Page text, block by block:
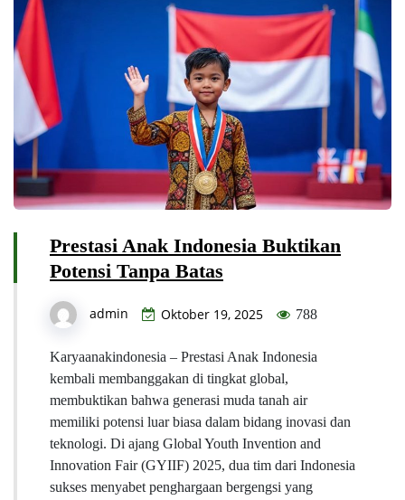
Prestasi Anak Indonesia Buktikan
Potensi Tanpa Batas
admin Oktober 19, 2025 788
Karyaanakindonesia – Prestasi Anak Indonesia
kembali membanggakan di tingkat global,
membuktikan bahwa generasi muda tanah air
memiliki potensi luar biasa dalam bidang inovasi dan
teknologi. Di ajang Global Youth Invention and
Innovation Fair (GYIIF) 2025, dua tim dari Indonesia
sukses menyabet penghargaan bergengsi yang